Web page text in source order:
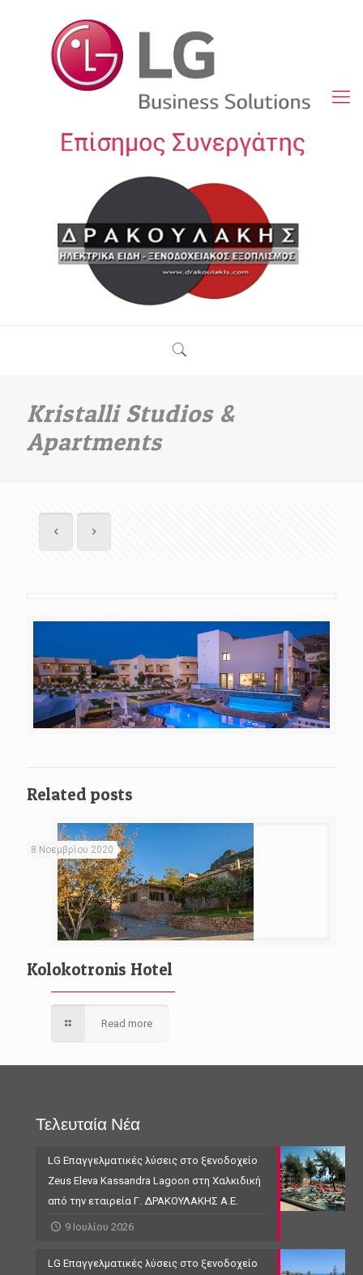
Kristalli Studios &
Apartments
Related posts
8 Νοεμβρίου 2020
Kolokotronis Hotel
Read more
Τελευταία Νέα
LG Επαγγελματικές λύσεις στο ξενοδοχείο
Zeus Eleva Kassandra Lagoon στη Χαλκιδική
από την εταιρεία Γ. ΔΡΑΚΟΥΛΑΚΗΣ Α.Ε.
9 Ιουλίου 2026
LG Επαγγελματικές λύσεις στο ξενοδοχείο